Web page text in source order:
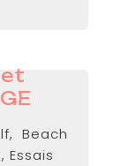
Beach